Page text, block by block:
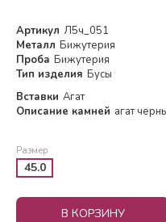
Артикул Л5ч_051
Металл Бижутерия
Проба Бижутерия
Тип изделия Бусы
Вставки Агат
Описание камней агат
Размер
45.0
В КОРЗИНУ